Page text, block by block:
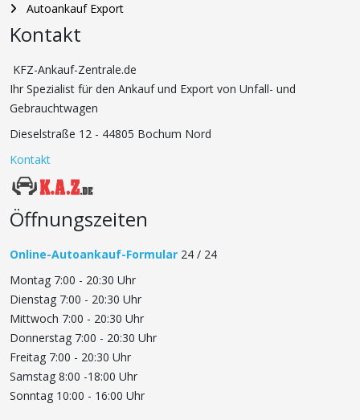
Autoankauf Export
Kontakt
KFZ-Ankauf-Zentrale.de
Ihr Spezialist für den Ankauf und Export von Unfall- und
Gebrauchtwagen
Dieselstraße 12 - 44805 Bochum Nord
Kontakt
Öffnungszeiten
Online-Autoankauf-Formular 24 / 24
Montag 7:00 - 20:30 Uhr
Dienstag 7:00 - 20:30 Uhr
Mittwoch 7:00 - 20:30 Uhr
Donnerstag 7:00 - 20:30 Uhr
Freitag 7:00 - 20:30 Uhr
Samstag 8:00 -18:00 Uhr
Sonntag 10:00 - 16:00 Uhr